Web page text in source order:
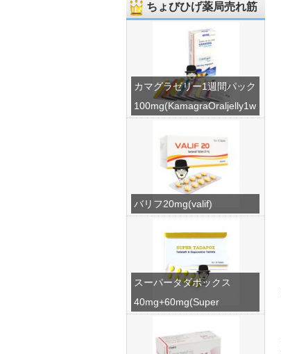
ちょびひげ薬局売れ筋
カマグラゼリー1週間パック
100mg(KamagraOraljelly1w
バリフ20mg(valif)
スーパータダポックス
40mg+60mg(Super